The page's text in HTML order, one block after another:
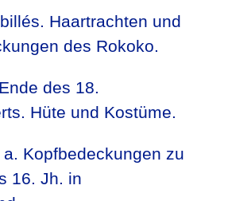
Haartrachten und
des Rokoko.
des 18.
Hüte und Kostüme.
Kopfbedeckungen zu
16. Jh. in